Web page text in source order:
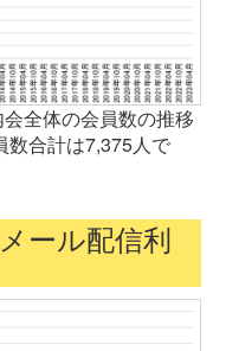
全体の会員数の推移
数合計は7,375人で
ール配信利